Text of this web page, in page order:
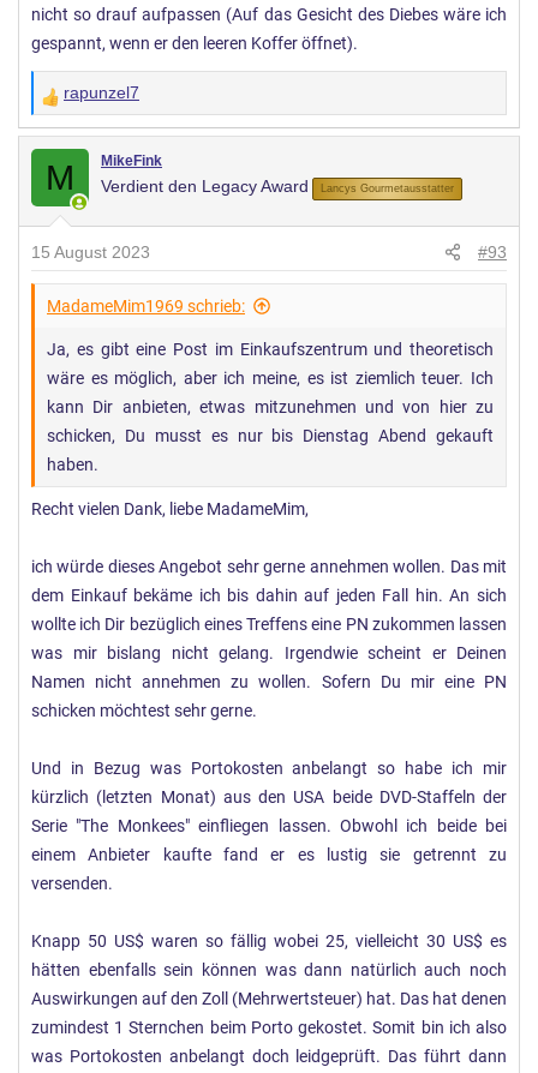
nicht so drauf aufpassen (Auf das Gesicht des Diebes wäre ich
gespannt, wenn er den leeren Koffer öffnet).
W
e
n
g
e
rapunzel7
M MikeFink
Verdient den Legacy Award Lancys Gourmetausstatter
15 August 2023 #93
MadameMim1969 schrieb:
Ja, es gibt eine Post im Einkaufszentrum und theoretisch
wäre es möglich, aber ich meine, es ist ziemlich teuer. Ich
kann Dir anbieten, etwas mitzunehmen und von hier zu
schicken, Du musst es nur bis Dienstag Abend gekauft
haben.
Recht vielen Dank, liebe MadameMim,
ich würde dieses Angebot sehr gerne annehmen wollen. Das mit
dem Einkauf bekäme ich bis dahin auf jeden Fall hin. An sich
wollte ich Dir bezüglich eines Treffens eine PN zukommen lassen
was mir bislang nicht gelang. Irgendwie scheint er Deinen
Namen nicht annehmen zu wollen. Sofern Du mir eine PN
schicken möchtest sehr gerne.
Und in Bezug was Portokosten anbelangt so habe ich mir
kürzlich (letzten Monat) aus den USA beide DVD-Staffeln der
Serie "The Monkees" einfliegen lassen. Obwohl ich beide bei
einem Anbieter kaufte fand er es lustig sie getrennt zu
versenden.
Knapp 50 US$ waren so fällig wobei 25, vielleicht 30 US$ es
hätten ebenfalls sein können was dann natürlich auch noch
Auswirkungen auf den Zoll (Mehrwertsteuer) hat. Das hat denen
zumindest 1 Sternchen beim Porto gekostet. Somit bin ich also
was Portokosten anbelangt doch leidgeprüft. Das führt dann